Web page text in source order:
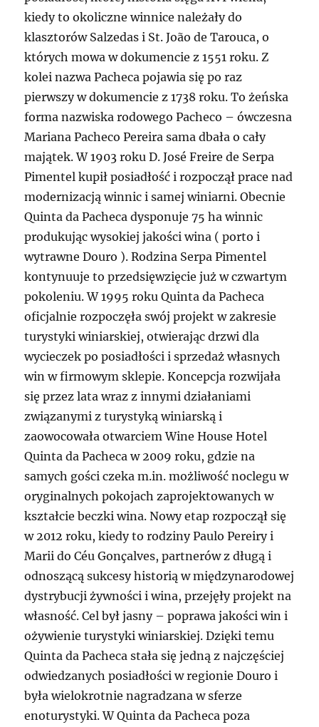
kiedy to okoliczne winnice należały do
klasztorów Salzedas i St. João de Tarouca, o
których mowa w dokumencie z 1551 roku. Z
kolei nazwa Pacheca pojawia się po raz
pierwszy w dokumencie z 1738 roku. To żeńska
forma nazwiska rodowego Pacheco – ówczesna
Mariana Pacheco Pereira sama dbała o cały
majątek. W 1903 roku D. José Freire de Serpa
Pimentel kupił posiadłość i rozpoczął prace nad
modernizacją winnic i samej winiarni. Obecnie
Quinta da Pacheca dysponuje 75 ha winnic
produkując wysokiej jakości wina ( porto i
wytrawne Douro ). Rodzina Serpa Pimentel
kontynuuje to przedsięwzięcie już w czwartym
pokoleniu. W 1995 roku Quinta da Pacheca
oficjalnie rozpoczęła swój projekt w zakresie
turystyki winiarskiej, otwierając drzwi dla
wycieczek po posiadłości i sprzedaż własnych
win w firmowym sklepie. Koncepcja rozwijała
się przez lata wraz z innymi działaniami
związanymi z turystyką winiarską i
zaowocowała otwarciem Wine House Hotel
Quinta da Pacheca w 2009 roku, gdzie na
samych gości czeka m.in. możliwość noclegu w
oryginalnych pokojach zaprojektowanych w
kształcie beczki wina. Nowy etap rozpoczął się
w 2012 roku, kiedy to rodziny Paulo Pereiry i
Marii do Céu Gonçalves, partnerów z długą i
odnoszącą sukcesy historią w międzynarodowej
dystrybucji żywności i wina, przejęły projekt na
własność. Cel był jasny – poprawa jakości win i
ożywienie turystyki winiarskiej. Dzięki temu
Quinta da Pacheca stała się jedną z najczęściej
odwiedzanych posiadłości w regionie Douro i
była wielokrotnie nagradzana w sferze
enoturystyki. W Quinta da Pacheca poza